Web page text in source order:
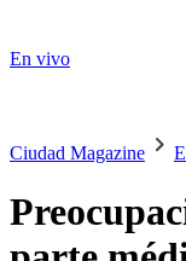
En vivo
Ciudad Magazine